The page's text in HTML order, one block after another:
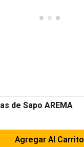
de Sapo AREMA
Agregar Al Carrito